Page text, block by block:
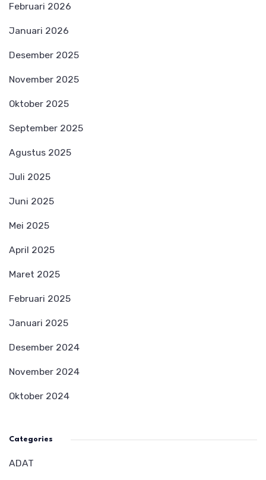
Februari 2026
Januari 2026
Desember 2025
November 2025
Oktober 2025
September 2025
Agustus 2025
Juli 2025
Juni 2025
Mei 2025
April 2025
Maret 2025
Februari 2025
Januari 2025
Desember 2024
November 2024
Oktober 2024
Categories
ADAT